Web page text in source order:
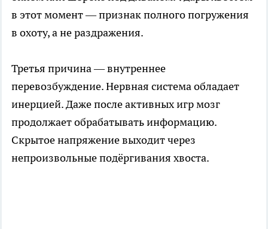
в этот момент — признак полного погружения
в охоту, а не раздражения.
Третья причина — внутреннее
перевозбуждение. Нервная система обладает
инерцией. Даже после активных игр мозг
продолжает обрабатывать информацию.
Скрытое напряжение выходит через
непроизвольные подёргивания хвоста.